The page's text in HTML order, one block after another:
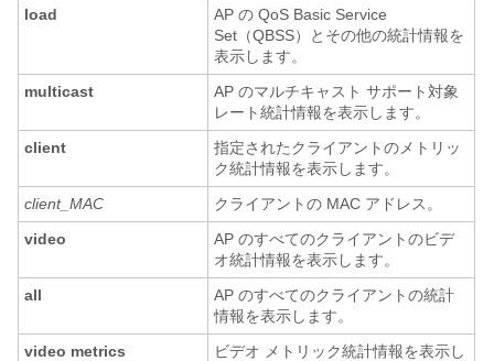
load
AP の QoS Basic Service
Set（QBSS）とその他の統計情報を
表示します。
multicast
AP のマルチキャスト サポート対象
レート統計情報を表示します。
client
指定されたクライアントのメトリッ
ク統計情報を表示します。
client_MAC
クライアントの MAC アドレス。
video
AP のすべてのクライアントのビデ
オ統計情報を表示します。
all
AP のすべてのクライアントの統計
情報を表示します。
video metrics
ビデオ メトリック統計情報を表示し